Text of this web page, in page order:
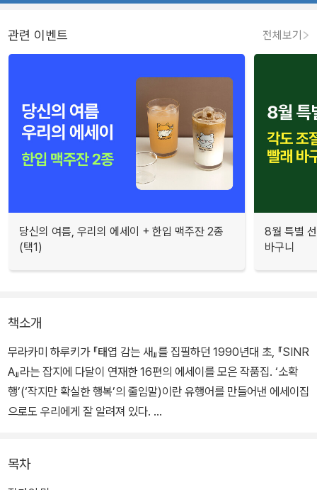
관련 이벤트 전체보기
당신의 여름, 우리의 에세이 + 한입 맥주잔 2종
(택1)
8월 특별
바구니
책소개
무라카미 하루키가 『태엽 감는 새』를 집필하던 1990년대 초, 『SINR
A』라는 잡지에 다달이 연재한 16편의 에세이를 모은 작품집. ‘소확
행’(‘작지만 확실한 행복’의 줄임말)이란 유행어를 만들어낸 에세이집
으로도 우리에게 잘 알려져 있다.
년간의 생활을 솔직하게 드러낸다. 보스턴 마라톤에 참가한 이야기,
목차